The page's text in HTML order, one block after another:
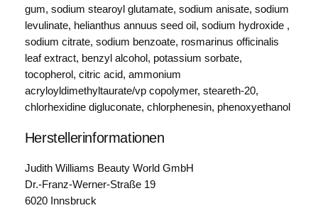
gum, sodium stearoyl glutamate, sodium anisate, sodium
levulinate, helianthus annuus seed oil, sodium hydroxide ,
sodium citrate, sodium benzoate, rosmarinus officinalis
leaf extract, benzyl alcohol, potassium sorbate,
tocopherol, citric acid, ammonium
acryloyldimethyltaurate/vp copolymer, steareth-20,
chlorhexidine digluconate, chlorphenesin, phenoxyethanol
Herstellerinformationen
Judith Williams Beauty World GmbH
Dr.-Franz-Werner-Straße 19
6020 Innsbruck